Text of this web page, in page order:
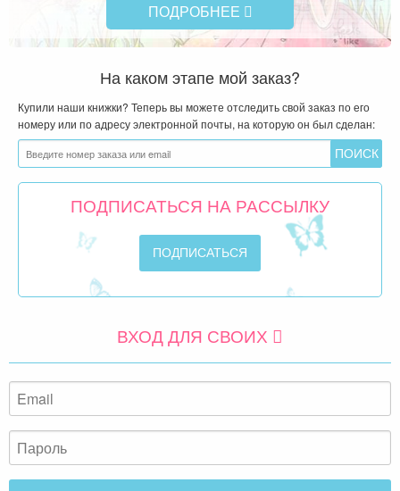
ПОДРОБНЕЕ
На каком этапе мой заказ?
Купили наши книжки? Теперь вы можете отследить свой заказ по его
номеру или по адресу электронной почты, на которую он был сделан:
ПОДПИСАТЬСЯ НА РАССЫЛКУ
ВХОД ДЛЯ СВОИХ